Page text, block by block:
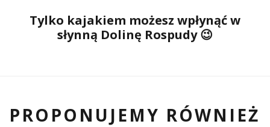
Tylko kajakiem możesz wpłynąć w
słynną Dolinę Rospudy 😉
PROPONUJEMY RÓWNIEŻ